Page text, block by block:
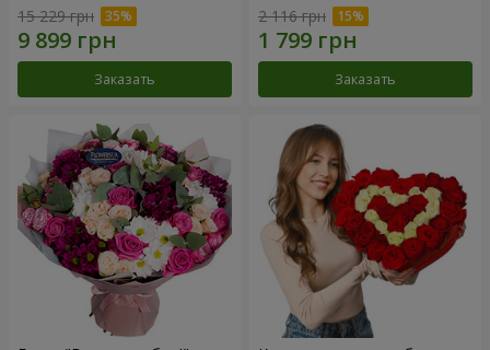
15 229 грн
Заказать
2 116 грн
Заказать